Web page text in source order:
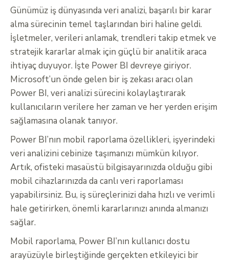
Günümüz iş dünyasında veri analizi, başarılı bir karar
alma sürecinin temel taşlarından biri haline geldi.
İşletmeler, verileri anlamak, trendleri takip etmek ve
stratejik kararlar almak için güçlü bir analitik araca
ihtiyaç duyuyor. İşte Power BI devreye giriyor.
Microsoft’un önde gelen bir iş zekası aracı olan
Power BI, veri analizi sürecini kolaylaştırarak
kullanıcıların verilere her zaman ve her yerden erişim
sağlamasına olanak tanıyor.
Power BI’nın mobil raporlama özellikleri, işyerindeki
veri analizini cebinize taşımanızı mümkün kılıyor.
Artık, ofisteki masaüstü bilgisayarınızda olduğu gibi
mobil cihazlarınızda da canlı veri raporlaması
yapabilirsiniz. Bu, iş süreçlerinizi daha hızlı ve verimli
hale getirirken, önemli kararlarınızı anında almanızı
sağlar.
Mobil raporlama, Power BI’nın kullanıcı dostu
arayüzüyle birleştiğinde gerçekten etkileyici bir